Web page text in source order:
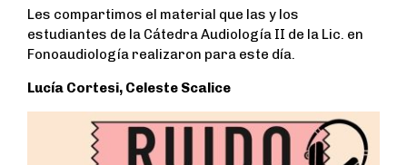
k
p
Les compartimos el material que las y los
estudiantes de la Cátedra Audiología II de la Lic. en
Fonoaudiología realizaron para este día.
Lucía Cortesi, Celeste Scalice